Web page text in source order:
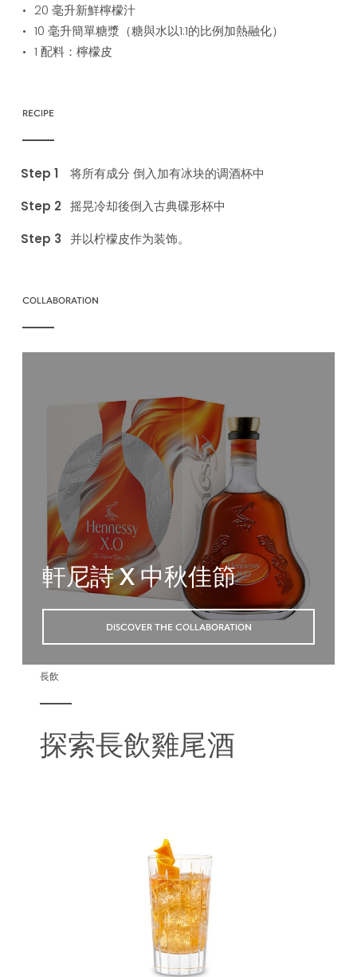
20 毫升新鮮檸檬汁
10 毫升簡單糖漿（糖與水以1:1的比例加熱融化）
1 配料：檸檬皮
RECIPE
将所有成分 倒入加有冰块的调酒杯中
摇晃冷却後倒入古典碟形杯中
并以柠檬皮作为装饰。
COLLABORATION
軒尼詩 X 中秋佳節
DISCOVER THE COLLABORATION
長飲
探索長飲雞尾酒